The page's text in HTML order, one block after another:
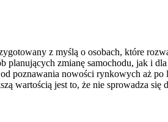
z myślą o osobach, które
planujących zmianę samochodu, jak i
poznawania nowości rynkowych aż
wartością jest to, że nie sprowadza się